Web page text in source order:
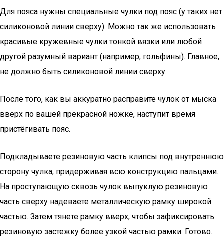
Для пояса нужны специальные чулки под пояс (у таких нет
силиконовой линии сверху). Можно так же использовать
красивые кружевные чулки тонкой вязки или любой
другой разумный вариант (например, гольфины). Главное,
не должно быть силиконовой линии сверху.
После того, как вы аккуратно расправите чулок от мыска
вверх по вашей прекрасной ножке, наступит время
пристёгивать пояс.
Подкладываете резиновую часть клипсы под внутреннюю
сторону чулка, придерживая всю конструкцию пальцами.
На проступающую сквозь чулок выпуклую резиновую
часть сверху надеваете металлическую рамку широкой
частью. Затем тянете рамку вверх, чтобы зафиксировать
резиновую застежку более узкой частью рамки. Готово.